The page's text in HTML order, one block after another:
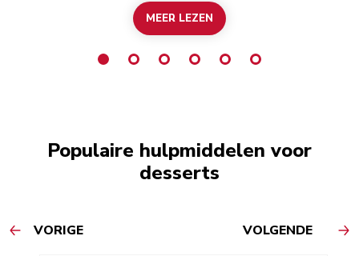
MEER LEZEN
Populaire hulpmiddelen voor
desserts
VORIGE VOLGENDE